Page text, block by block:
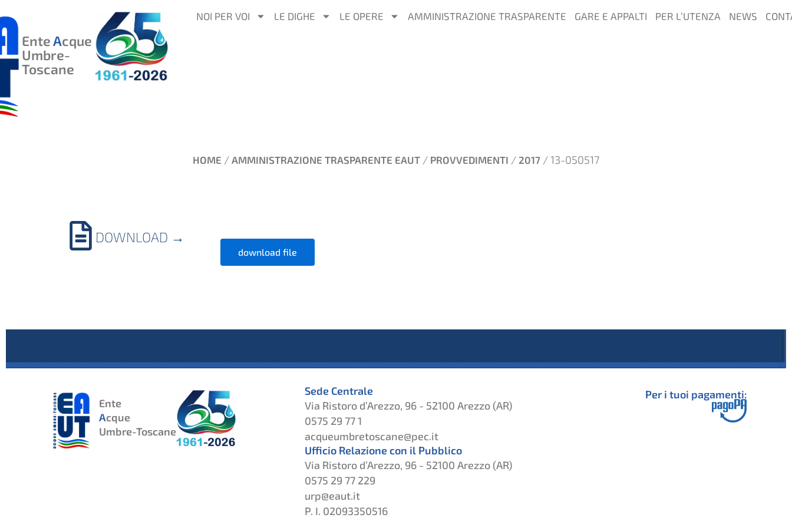
AL
CONTENUTO
EnteAcque
Umbre-
Toscane
NOI PER VOI LE DIGHE LE OPERE AMMINISTRAZIONE TRASPARENTE GARE E APPALTI PER L’UTENZA NEWS
HOME / AMMINISTRAZIONE TRASPARENTE EAUT / PROVVEDIMENTI / 2017 / 13-050517
DOWNLOAD →
download file
Ente
Acque
Umbre-Toscane
Sede Centrale
Via Ristoro d’Arezzo, 96 - 52100 Arezzo (AR)
0575 29 77 1
acqueumbretoscane@pec.it
Ufficio Relazione con il Pubblico
Via Ristoro d’Arezzo, 96 - 52100 Arezzo (AR)
0575 29 77 229
urp@eaut.it
P. I. 02093350516
Per i tuoi pagamenti: